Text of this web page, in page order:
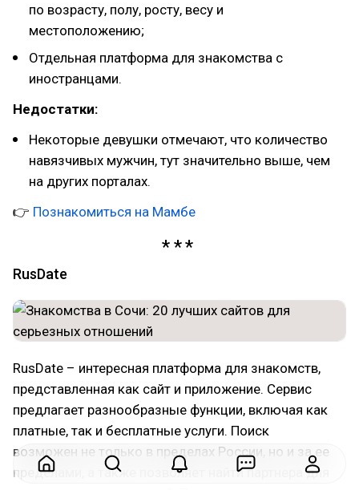
по возрасту, полу, росту, весу и
местоположению;
Отдельная платформа для знакомства с
иностранцами.
Недостатки:
Некоторые девушки отмечают, что количество
навязчивых мужчин, тут значительно выше, чем
на других порталах.
👉 Познакомиться на Мамбе
RusDate
RusDate – интересная платформа для знакомств,
представленная как сайт и приложение. Сервис
предлагает разнообразные функции, включая как
платные, так и бесплатные услуги. Поиск
возможен не только в пределах России, но и за ее
пределами, а также позволяет найти партнера для